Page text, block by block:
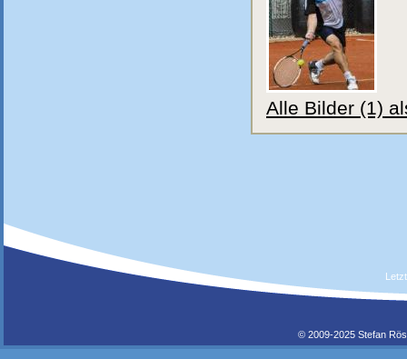
Alle Bilder (1)
© 2009-2025 Stefan